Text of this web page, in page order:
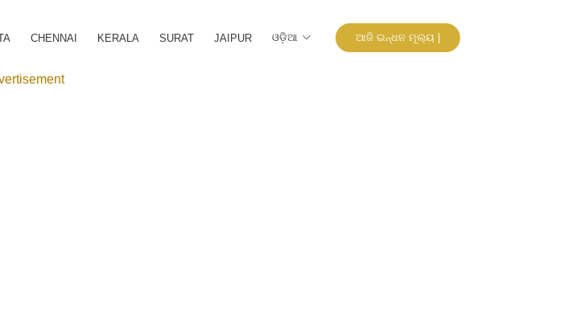
CHENNAI KERALA SURAT JAIPUR ଓଡ଼ିଆ ଆଜି ଇନ୍ଧନ ମୂଲ୍ୟ |